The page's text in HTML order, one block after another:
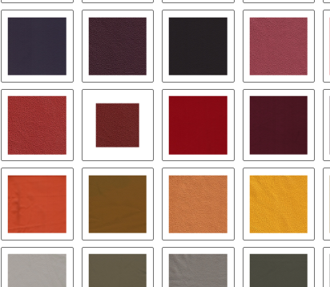
4250 - neonpink4300 - hellrosa4350 - rosa 20144400 -
4550 - lila 4600 - beere 4650 - purple 4700 -
4850 - classicrot4875 - tabasco4900 - supersoft / rot
4950 -
6050 - mandarine6070 - safran 6100 - aprikose6150 -